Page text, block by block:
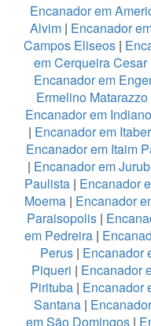
Encanador em
Alvim | Encanador
Campos Eliseos |
em Cerqueira Cesar
Encanador em
Ermelino Matarazzo
Encanador em
| Encanador em
Encanador em Itaim
| Encanador em
Paulista | Encanador
Moema| Encanador
Paraisopolis|
em Pedreira |
Perus | Encanador
Piqueri | Encanador
Pirituba | Encanador
Santana|
em São Domingos|